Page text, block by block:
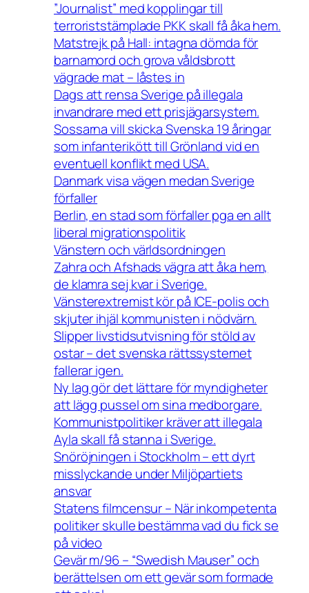
”Journalist” med kopplingar till
terroriststämplade PKK skall få åka hem.
Matstrejk på Hall: intagna dömda för
barnamord och grova våldsbrott
vägrade mat – låstes in
Dags att rensa Sverige på illegala
invandrare med ett prisjägarsystem.
Sossarna vill skicka Svenska 19 åringar
som infanterikött till Grönland vid en
eventuell konflikt med USA.
Danmark visa vägen medan Sverige
förfaller
Berlin, en stad som förfaller pga en allt
liberal migrationspolitik
Vänstern och världsordningen
Zahra och Afshads vägra att åka hem,
de klamra sej kvar i Sverige.
Vänsterextremist kör på ICE-polis och
skjuter ihjäl kommunisten i nödvärn.
Slipper livstidsutvisning för stöld av
ostar – det svenska rättssystemet
fallerar igen.
Ny lag gör det lättare för myndigheter
att lägg pussel om sina medborgare.
Kommunistpolitiker kräver att illegala
Ayla skall få stanna i Sverige.
Snöröjningen i Stockholm – ett dyrt
misslyckande under Miljöpartiets
ansvar
Statens filmcensur – När inkompetenta
politiker skulle bestämma vad du fick se
på video
Gevär m/96 – “Swedish Mauser” och
berättelsen om ett gevär som formade